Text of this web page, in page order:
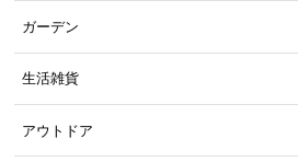
耐久性をプラスする補強フレーム
天板裏には強度のあるスチールを使用した
ガーデン
生活雑貨
アウトドア